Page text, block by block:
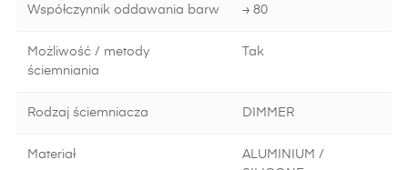
Współczynnik oddawania barw ≥ 80
Możliwość / metody
ściemniania
Tak
Rodzaj ściemniacza DIMMER
Materiał
ALUMINIUM /